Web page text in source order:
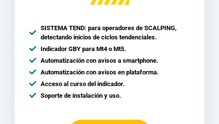
SISTEMA TEND: para operadores de SCALPING,
detectando inicios de ciclos tendenciales.
Indicador GBY para Mt4 o Mt5.
Automatización con avisos a smartphone.
Automatización con avisos en plataforma.
Acceso al curso del indicador.
Soporte de instalación y uso.